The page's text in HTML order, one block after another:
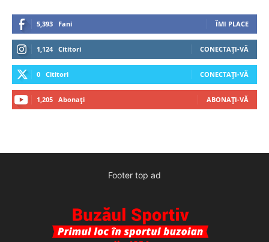
5,393 Fani ÎMI PLACE
1,124 Cititori CONECTAȚI-VĂ
0 Cititori CONECTAȚI-VĂ
1,205 Abonați ABONAȚI-VĂ
Footer top ad